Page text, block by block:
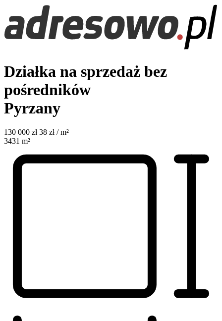
Działka na sprzedaż bez
pośredników
Pyrzany
130 000 zł 38 zł / m²
3431 m²